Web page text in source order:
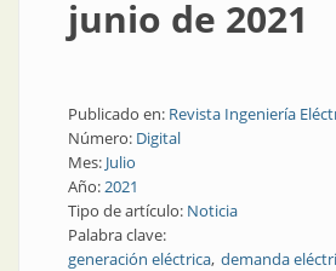
junio de 2021
Publicado en: Revista Ingeniería
Número: Digital
Mes: Julio
Año:2021
Tipo de artículo: Noticia
Palabra clave:
generación eléctrica demanda